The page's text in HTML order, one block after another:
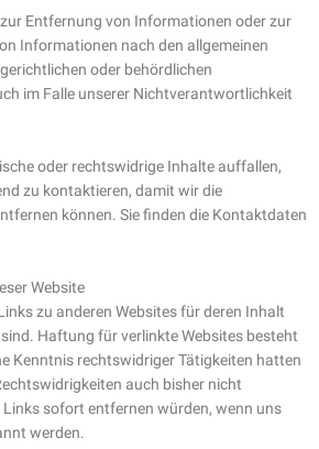
Entfernung von Informationen oder zur
Informationen nach den allgemeinen
oder behördlichen
im Falle unserer Nichtverantwortlichkeit
oder rechtswidrige Inhalte auffallen,
zu kontaktieren, damit wir die
können. Sie finden die Kontaktdaten
Website
zu anderen Websites für deren Inhalt
Haftung für verlinkte Websites besteht
Kenntnis rechtswidriger Tätigkeiten hatten
auch bisher nicht
sofort entfernen würden, wenn uns
werden.